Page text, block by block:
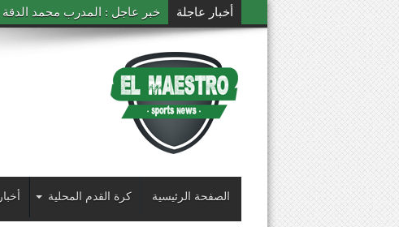
أخبار عاجلة خبر عاجل : المدرب محمد الدقة
الصفحة الرئيسية كرة القدم المحلية